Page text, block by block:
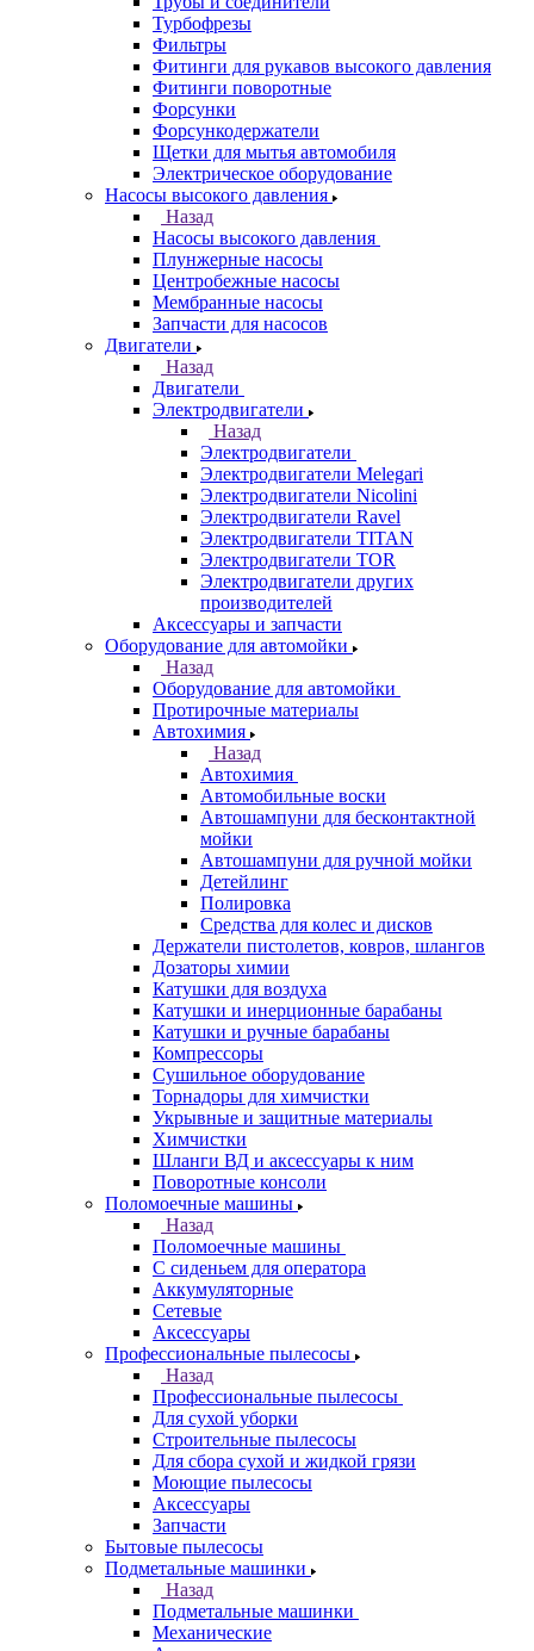
Турбофрезы
Фильтры
Фитинги для рукавов высокого давления
Фитинги поворотные
Форсунки
Форсункодержатели
Щетки для мытья автомобиля
Электрическое оборудование
Насосы высокого давления
Назад
Насосы высокого давления
Плунжерные насосы
Центробежные насосы
Мембранные насосы
Запчасти для насосов
Двигатели
Назад
Двигатели
Электродвигатели
Назад
Электродвигатели
Электродвигатели Melegari
Электродвигатели Nicolini
Электродвигатели Ravel
Электродвигатели TITAN
Электродвигатели TOR
Электродвигатели других
производителей
Аксессуары и запчасти
Оборудование для автомойки
Назад
Оборудование для автомойки
Протирочные материалы
Автохимия
Назад
Автохимия
Автомобильные воски
Автошампуни для бесконтактной
мойки
Автошампуни для ручной мойки
Детейлинг
Полировка
Средства для колес и дисков
Держатели пистолетов, ковров, шлангов
Дозаторы химии
Катушки для воздуха
Катушки и инерционные барабаны
Катушки и ручные барабаны
Компрессоры
Сушильное оборудование
Торнадоры для химчистки
Укрывные и защитные материалы
Химчистки
Шланги ВД и аксессуары к ним
Поворотные консоли
Поломоечные машины
Назад
Поломоечные машины
С сиденьем для оператора
Аккумуляторные
Сетевые
Аксессуары
Профессиональные пылесосы
Назад
Профессиональные пылесосы
Для сухой уборки
Строительные пылесосы
Для сбора сухой и жидкой грязи
Моющие пылесосы
Аксессуары
Запчасти
Бытовые пылесосы
Подметальные машинки
Назад
Подметальные машинки
Механические